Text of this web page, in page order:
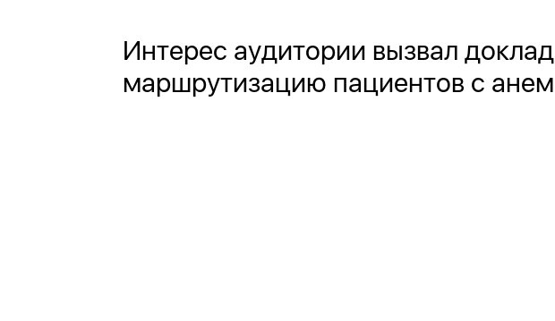
Интерес аудитории вызвал
маршрутизацию пациентов с